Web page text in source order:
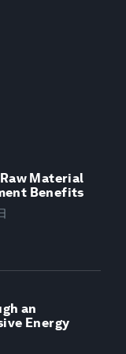
Material
Benefits
an
Energy